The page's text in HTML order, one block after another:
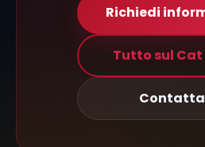
Richiedi
Tutto sul